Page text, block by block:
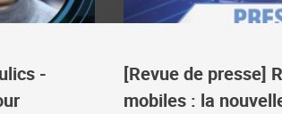
-
[Revue de presse]
mobiles : la